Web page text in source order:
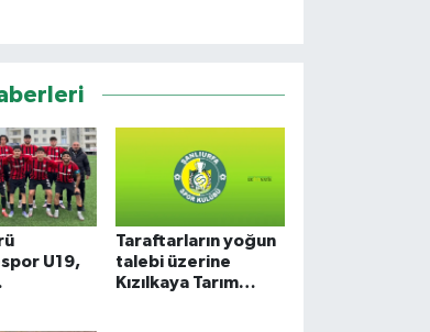
U19,
Taraftarların yoğun
talebi üzerine
Kızılkaya Tarım